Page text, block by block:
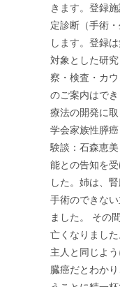
きます。登録
定診断（手術
します。登録
対象とした研
察・検査・カ
のご案内はで
療法の開発に
学会家族性膵
験談：石森恵
能との告知を
した。姉は、
手術のできな
ました。 その
亡くなりまし
主人と同じよ
臓癌だとわか